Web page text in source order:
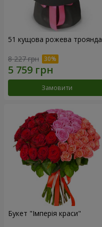
51 кущова рожева троянда
8 227 грн
Замовити
Букет "Імперія краси"